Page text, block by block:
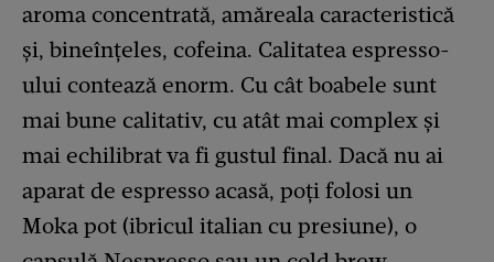
aroma concentrată, amăreala caracteristică
și, bineînțeles, cofeina. Calitatea espresso-
ului contează enorm. Cu cât boabele sunt
mai bune calitativ, cu atât mai complex și
mai echilibrat va fi gustul final. Dacă nu ai
aparat de espresso acasă, poți folosi un
Moka pot (ibricul italian cu presiune), o